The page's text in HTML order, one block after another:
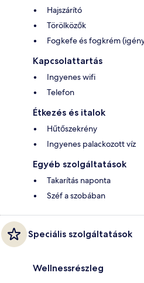
Hajszárító
Törölközők
Fogkefe és fogkrém
Kapcsolattartás
Ingyenes wifi
Telefon
Étkezés és italok
Hűtőszekrény
Ingyenes palackozott víz
Egyéb szolgáltatások
Takarítás naponta
Széf a szobában
Speciális szolgáltatások
Wellnessrészleg